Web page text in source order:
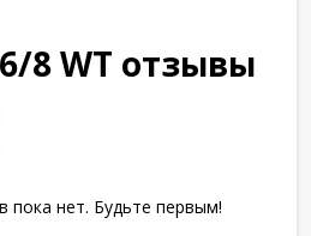
8 WT отзывы
нет. Будьте первым!